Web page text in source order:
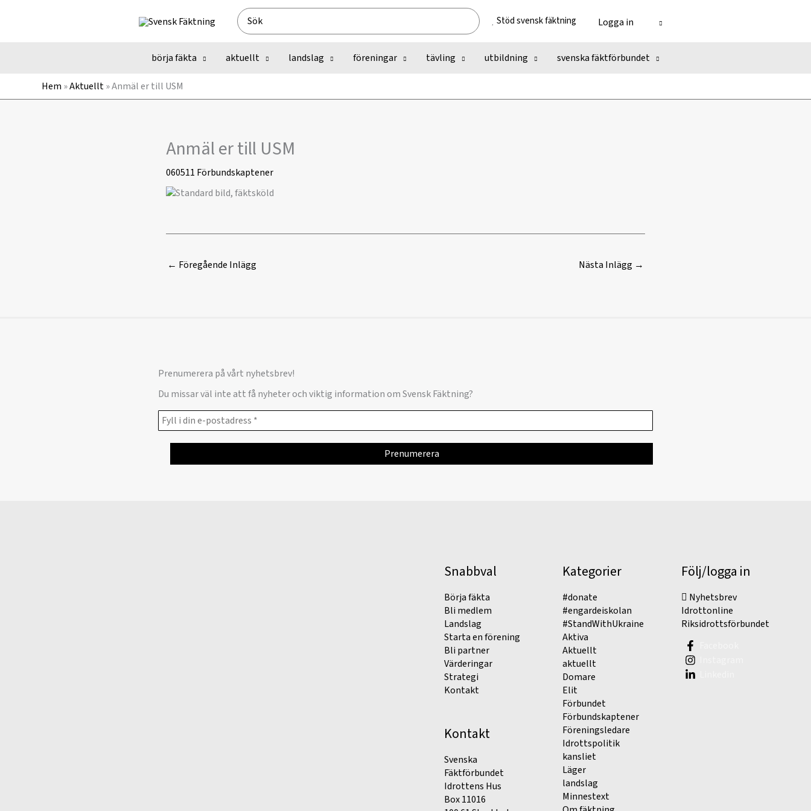
Search
for:
Stöd svensk fäktning Logga in
börja fäkta aktuellt landslag föreningar tävling utbildning svenska fäktförbundet
Hem »Aktuellt»Anmäl er till USM
Anmäl er till USM
060511 Förbundskaptener
← Föregående Inlägg Nästa Inlägg →
Prenumerera på vårt nyhetsbrev!
Du missar väl inte att få nyheter och viktig information om Svensk Fäktning?
Snabbval
Börja fäkta
Bli medlem
Landslag
Starta en förening
Bli partner
Värderingar
Strategi
Kontakt
Kontakt
Svenska
Fäktförbundet
Idrottens Hus
Box 11016
Kategorier
#donate
#engardeiskolan
#StandWithUkraine
Aktiva
Aktuellt
aktuellt
Domare
Elit
Förbundet
Förbundskaptener
Föreningsledare
Idrottspolitik
kansliet
Läger
landslag
Minnestext
Följ/logga in
Nyhetsbrev
Idrottonline
Riksidrottsförbundet